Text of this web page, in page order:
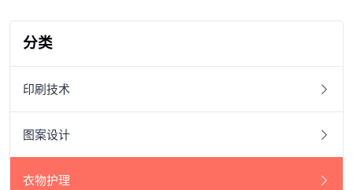
分类
印刷技术
图案设计
衣物护理